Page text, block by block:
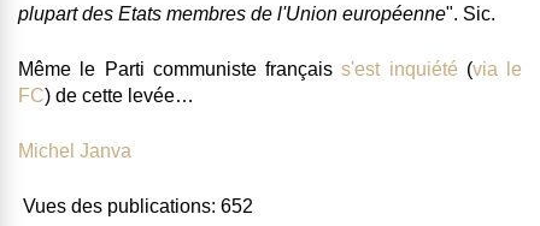
plupart des Etats membres de l'Union européenne". Sic.
Même le Parti communiste françaiss'est inquiété (via le
FC) de cette levée…
Michel Janva
Vues des publications: 652